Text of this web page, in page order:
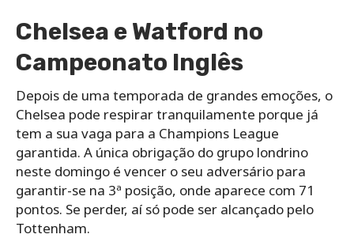
Chelsea e Watford no
Campeonato Inglês
Depois de uma temporada de grandes emoções, o
Chelsea pode respirar tranquilamente porque já
tem a sua vaga para a Champions League
garantida. A única obrigação do grupo londrino
neste domingo é vencer o seu adversário para
garantir-se na 3ª posição, onde aparece com 71
pontos. Se perder, aí só pode ser alcançado pelo
Tottenham.